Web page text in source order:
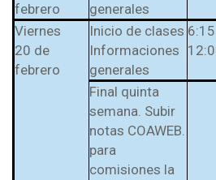
febrero
generales
Viernes
20 de
febrero
Inicio de clases
Informaciones
generales
Final quinta
semana. Subir
notas COAWEB.
para
comisiones la